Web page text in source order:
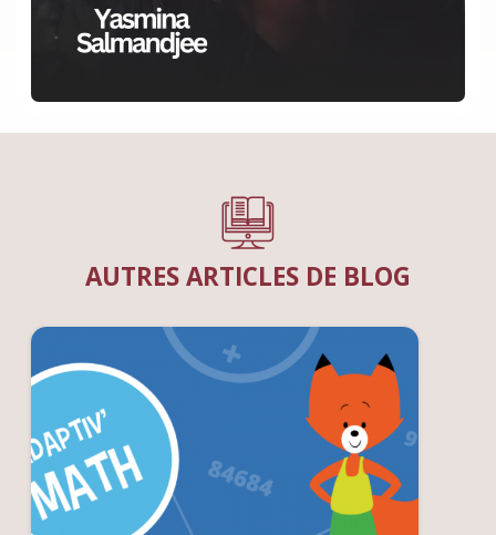
AUTRES ARTICLES DE BLOG